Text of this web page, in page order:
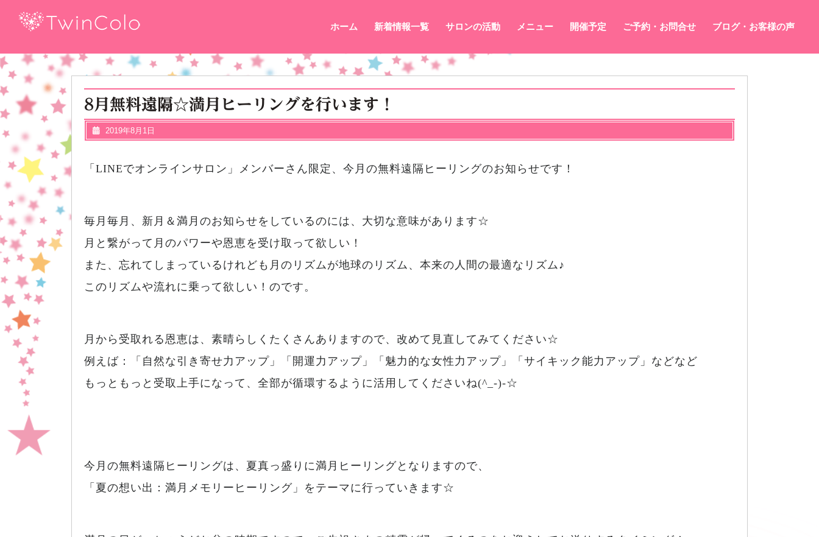
ホーム 新着情報一覧 サロンの活動 メニュー 開催予定 ご予約・お問合せ ブログ・お客様の声
8月無料遠隔☆満月ヒーリングを行います！
2019年8月1日
「LINEでオンラインサロン」メンバーさん限定、今月の無料遠隔ヒーリングのお知らせです！
毎月毎月、新月＆満月のお知らせをしているのには、大切な意味があります☆
月と繋がって月のパワーや恩恵を受け取って欲しい！
また、忘れてしまっているけれども月のリズムが地球のリズム、本来の人間の最適なリズム♪
このリズムや流れに乗って欲しい！のです。
月から受取れる恩恵は、素晴らしくたくさんありますので、改めて見直してみてください☆
例えば：「自然な引き寄せ力アップ」「開運力アップ」「魅力的な女性力アップ」「サイキック能力アップ」などなど
もっともっと受取上手になって、全部が循環するように活用してくださいね(^_-)-☆
今月の無料遠隔ヒーリングは、夏真っ盛りに満月ヒーリングとなりますので、
「夏の想い出：満月メモリーヒーリング」をテーマに行っていきます☆